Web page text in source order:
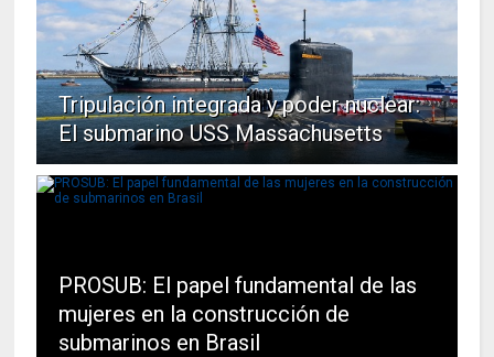
Tripulación integrada y poder nuclear:
El submarino USS Massachusetts
PROSUB: El papel fundamental de las
mujeres en la construcción de
submarinos en Brasil